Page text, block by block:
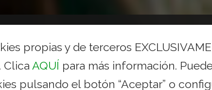
propias y de terceros
Clica AQUÍ para más información.
pulsando el botón “Aceptar” o
JOVEN - 28 DE